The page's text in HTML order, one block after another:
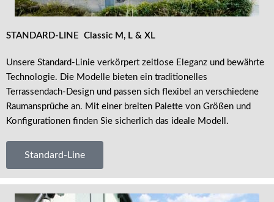
STANDARD-LINE Classic M, L & XL
Unsere Standard-Linie verkörpert zeitlose Eleganz und bewährte
Technologie. Die Modelle bieten ein traditionelles
Terrassendach-Design und passen sich flexibel an verschiedene
Raumansprüche an. Mit einer breiten Palette von Größen und
Konfigurationen finden Sie sicherlich das ideale Modell.
Standard-Line